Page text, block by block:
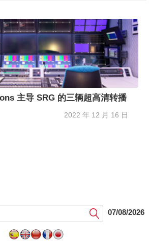
主导 SRG 的三辆超高清转播
2022 年 12 月 16 日
提
交
07/08/2026